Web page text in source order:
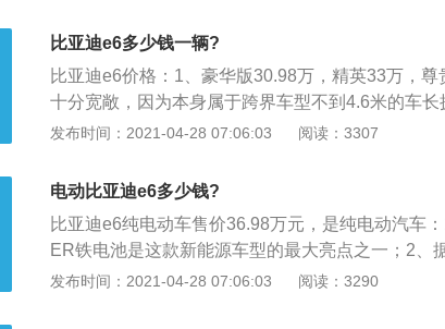
m，比同挡次的合资车都要大气；3、空间也很大，
窄，后备箱也非常大，装货装东西可以说绰绰有余
位的SUV车型来说在空间方面可以说是很吸引人的
比亚迪e6多少钱一辆?
比亚迪e6价格：1、豪华版30.98万，精英33万，
十分宽敞，因为本身属于跨界车型不到4.6米的车
五座车，所以前排空间没有绰绰有余，坐在后排的
座椅坐姿偏高，即使调到高度最低，驾驶员的视线
度，视觉上很不舒服；3、储物空间上，可能是中
因，这台车的副驾驶位置是没有手套箱的，并且储
上和扶手上的几个，后备箱形状虽然规整，但是地
比较费劲，而且即使常规后备箱容积仅为385升，
发布时间：2021-04-28 07:06:03 阅读：3307
电动比亚迪e6多少钱?
比亚迪e6纯电动车售价36.98万元，是纯电动汽车
ER铁电池是这款新能源车型的最大亮点之一；2、
部绿色环保的电池，内含的化学物质可在自然界以
发布时间：2021-04-28 07:06:03 阅读：3290